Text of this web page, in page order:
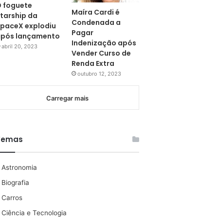
foguete
da
explodiu
lançamento
abril 20, 2023
Maíra Cardi é
Condenada a
Pagar
Indenização após
Vender Curso de
Renda Extra
outubro 12, 2023
Carregar mais
Astronomia
Biografia
Carros
Ciência e Tecnologia